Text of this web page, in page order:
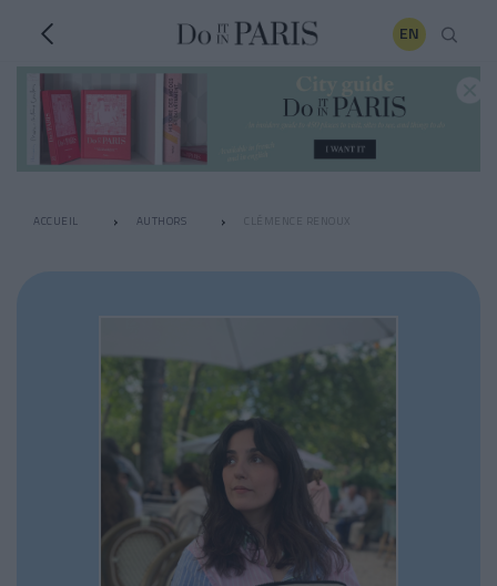
EN
ACCUEIL AUTHORS